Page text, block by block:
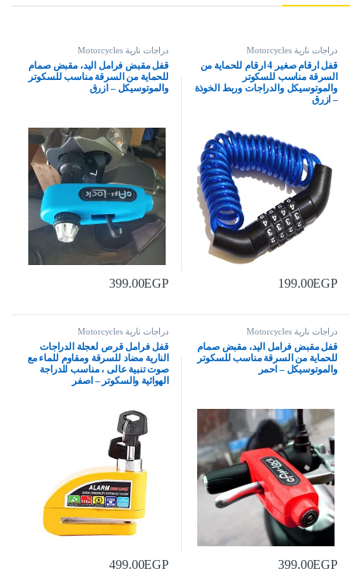
دراجات نارية Motorcycles
قفل ارقام صغير 4 ارقام للحماية من
السرقة مناسب للسكوتر
والموتوسيكل والدراجات وربط الخوذة
– ازرق
199.00EGP
دراجات نارية Motorcycles
قفل مقبض فرامل اليد، مقبض صمام
للحماية من السرقة مناسب للسكوتر
والموتوسيكل – ازرق
399.00EGP
دراجات نارية Motorcycles
قفل مقبض فرامل اليد، مقبض صمام
للحماية من السرقة مناسب للسكوتر
والموتوسيكل – احمر
399.00EGP
دراجات نارية Motorcycles
قفل فرامل قرص لعجلة الدراجات
النارية مضاد للسرقة ومقاوم للماء مع
صوت تنبية عالى ، مناسب للدراجة
الهوائية والسكوتر – اصفر
499.00EGP